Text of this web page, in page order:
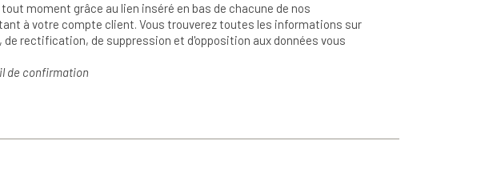
moment grâce au lien inséré en bas de chacune de nos
à votre compte client. Vous trouverez toutes les informations sur
de rectification, de suppression et d'opposition aux données vous
de confirmation